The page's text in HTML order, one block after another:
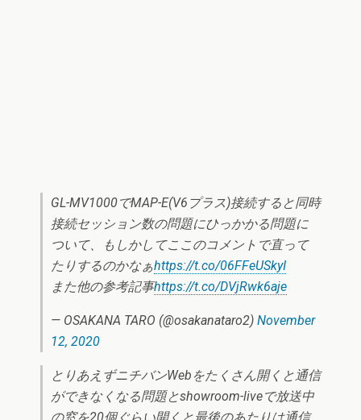
GL-MV1000でMAP-E(V6プラス)接続すると同時
接続セッション数の問題にひっかかる問題に
ついて、もしかしてここのコメントで直って
たりするのかなぁhttps://t.co/06FFeUSkyI
また他の参考記事https://t.co/DVjRwk6aje
— OSAKANA TARO (@osakanataro2) November
12, 2020
とりあえずニチバンWebをたくさん開くと通信
ができなくなる問題とshowroom-liveで放送中